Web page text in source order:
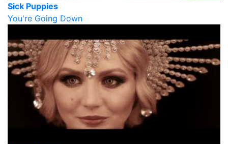
Sick Puppies
You're Going Down